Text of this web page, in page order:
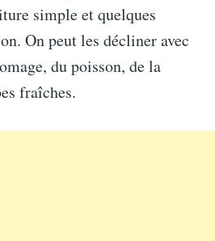
simple et quelques
On peut les décliner avec
du poisson, de la
fraîches.